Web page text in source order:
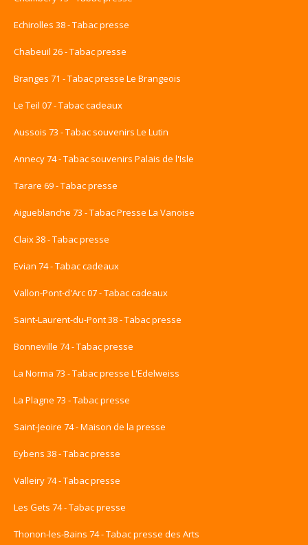
Echirolles 38 - Tabac presse
Chabeuil 26 - Tabac presse
Branges 71 - Tabac presse Le Brangeois
Le Teil 07 - Tabac cadeaux
Aussois 73 - Tabac souvenirs Le Lutin
Annecy 74 - Tabac souvenirs Palais de l'Isle
Tarare 69 - Tabac presse
Aigueblanche 73 - Tabac Presse La Vanoise
Claix 38 - Tabac presse
Evian 74 - Tabac cadeaux
Vallon-Pont-d'Arc 07 - Tabac cadeaux
Saint-Laurent-du-Pont 38 - Tabac presse
Bonneville 74 - Tabac presse
La Norma 73 - Tabac presse L'Edelweiss
La Plagne 73 - Tabac presse
Saint-Jeoire 74 - Maison de la presse
Eybens 38 - Tabac presse
Valleiry 74 - Tabac presse
Les Gets 74 - Tabac presse
Thonon-les-Bains 74 - Tabac presse des Arts